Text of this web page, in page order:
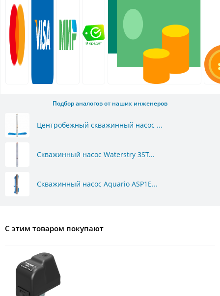
Подбор аналогов от наших инженеров
Центробежный скважинный насос ...
Скважинный насос Waterstry 3ST...
Скважинный насос Aquario ASP1E...
С этим товаром покупают